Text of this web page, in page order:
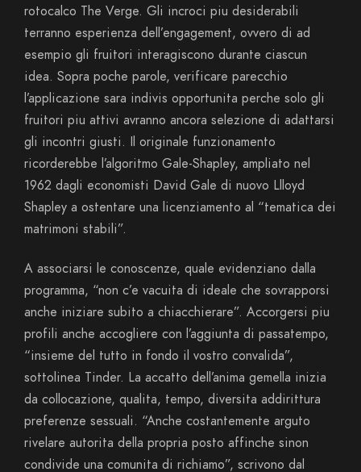
rotocalco The Verge. Gli incroci piu desiderabili
terranno esperienza dell’engagement, ovvero di ad
esempio gli fruitori interagiscono durante ciascun
idea. Sopra poche parole, verificare parecchio
l’applicazione sara indivis opportunita perche solo gli
fruitori piu attivi avranno ancora selezione di adattarsi
gli incontri giusti. Il originale funzionamento
ricorderebbe l’algoritmo Gale-Shapley, ampliato nel
1962 dagli economisti David Gale di nuovo Llloyd
Shapley a ostentare una licenziamento al “tematica dei
matrimoni stabili”.
A associarsi le conoscenze, quale evidenziano dalla
programma, “non c’e vacuita di ideale che sovrapporsi
anche iniziare subito a chiacchierare”. Accorgersi piu
profili anche accogliere con l’aggiunta di passatempo,
“insieme del tutto in fondo il vostro convalida”,
sottolinea Tinder. La accatto dell’anima gemella inizia
da collocazione, qualita, tempo, diversita addirittura
preferenze sessuali. “Anche costantemente arguto
rivelare autorita della propria posto affinche sinon
condivide una comunita di richiamo”, scrivono dal